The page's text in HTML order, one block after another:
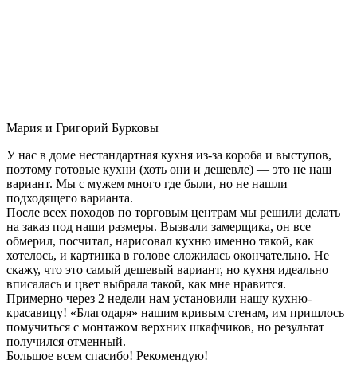
Мария и Григорий Бурковы
У нас в доме нестандартная кухня из-за короба и выступов,
поэтому готовые кухни (хоть они и дешевле) — это не наш
вариант. Мы с мужем много где были, но не нашли
подходящего варианта.
После всех походов по торговым центрам мы решили делать
на заказ под наши размеры. Вызвали замерщика, он все
обмерил, посчитал, нарисовал кухню именно такой, как
хотелось, и картинка в голове сложилась окончательно. Не
скажу, что это самый дешевый вариант, но кухня идеально
вписалась и цвет выбрала такой, как мне нравится.
Примерно через 2 недели нам установили нашу кухню-
красавицу! «Благодаря» нашим кривым стенам, им пришлось
помучиться с монтажом верхних шкафчиков, но результат
получился отменный.
Большое всем спасибо! Рекомендую!